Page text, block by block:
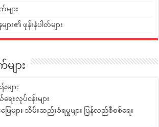
များ
ား၏ ဖုန်းနံပါတ်များ
များ
ျား
လုပ်ငန်းများ
ေများ သိမ်းဆည်းခံရမှုများ ပြန်လည်စီစစ်ရေး